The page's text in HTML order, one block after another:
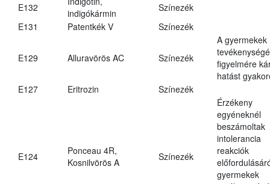
E132
indigókármin
Színezék
E131
Patentkék V Színezék
E129 Alluravörös AC Színezék
A gyermekek
figyelmére
hatást
E127
Eritrozin Színezék
E124
Ponceau 4R,
Kosnilvörös A
Színezék
Érzékeny
egyéneknél
beszámoltak
intolerancia
reakciók
gyermekek